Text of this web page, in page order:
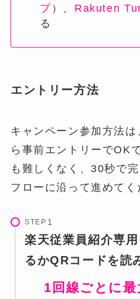
プ ）、 Rakuten
る
エントリー方法
キャンペーン参加方法
ら事前エントリーでOK
も難しくなく、30秒で
フローに沿って進めてく
STEP
楽天従業員紹介専
るかQRコードを読
1回線ごとに